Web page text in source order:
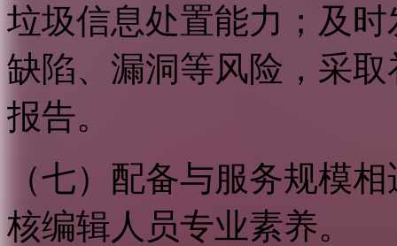
垃圾信息处置能力；及
缺陷、漏洞等风险，采
报告。
（七）配备与服务规模
核编辑人员专业素养。